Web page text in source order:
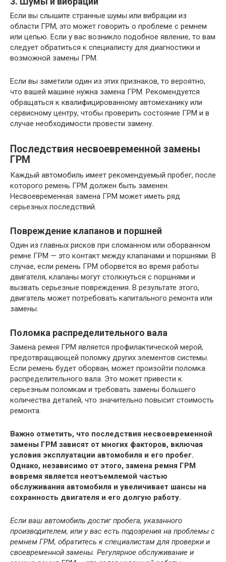
Если вы слышите странные шумы или вибрации из
области ГРМ, это может говорить о проблеме с ремнем
или цепью. Если у вас возникло подобное явление, то вам
следует обратиться к специалисту для диагностики и
возможной замены ГРМ.
Если вы заметили один из этих признаков, то вероятно,
что вашей машине нужна замена ГРМ. Рекомендуется
обращаться к квалифицированному автомеханику или
сервисному центру, чтобы проверить состояние ГРМ и в
случае необходимости провести замену.
Последствия несвоевременной замены
ГРМ
Каждый автомобиль имеет рекомендуемый пробег, после
которого ремень ГРМ должен быть заменен.
Несвоевременная замена ГРМ может иметь ряд
серьезных последствий.
Повреждение клапанов и поршней
Один из главных рисков при сломанном или оборванном
ремне ГРМ — это контакт между клапанами и поршнями. В
случае, если ремень ГРМ оборвется во время работы
двигателя, клапаны могут столкнуться с поршнями и
вызвать серьезные повреждения. В результате этого,
двигатель может потребовать капитального ремонта или
замены.
Поломка распределительного вала
Замена ремня ГРМ является профилактической мерой,
предотвращающей поломку других элементов системы.
Если ремень будет оборван, может произойти поломка
распределительного вала. Это может привести к
серьезным поломкам и требовать замены большего
количества деталей, что значительно повысит стоимость
ремонта.
Важно отметить, что последствия несвоевременной
замены ГРМ зависят от многих факторов, включая
условия эксплуатации автомобиля и его пробег.
Однако, независимо от этого, замена ремня ГРМ
вовремя является неотъемлемой частью
обслуживания автомобиля и увеличивает шансы на
сохранность двигателя и его долгую работу.
Если ваш автомобиль достиг пробега, указанного
производителем, или у вас есть подозрения на проблемы с
ремнем ГРМ, обратитесь к специалистам для проверки и
своевременной замены. Регулярное обслуживание и